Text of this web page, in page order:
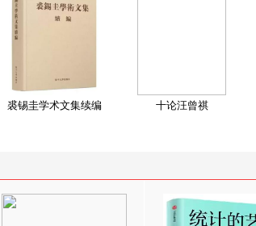
裘锡圭学术文集续编 十论汪曾祺